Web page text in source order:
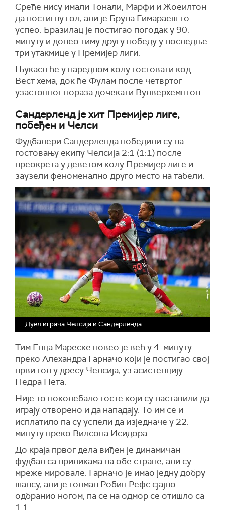
Среће нису имали Тонали, Марфи и Жоеилтон
да постигну гол, али је Бруна Гимараеш то
успео. Бразилац је постигао погодак у 90.
минуту и донео тиму другу победу у последње
три утакмице у Премијер лиги.
Њукасл ће у наредном колу гостовати код
Вест хема, док ће Фулам после четвртог
узастопног пораза дочекати Вулверхемптон.
Сандерленд је хит Премијер лиге,
побеђен и Челси
Фудбалери Сандерленда победили су на
гостовању екипу Челсија 2:1 (1:1) после
преокрета у деветом колу Премијер лиге и
заузели феноменално друго место на табели.
Дуел играча Челсија и Сандерленда
Тим Енца Мареске повео је већ у 4. минуту
преко Алехандра Гарначо који је постигао свој
први гол у дресу Челсија, уз асистенцију
Педра Нета.
Није то поколебало госте који су наставили да
играју отворено и да нападају. То им се и
исплатило па су успели да изједначе у 22.
минуту преко Вилсона Исидора.
До краја првог дела виђен је динамичан
фудбал са приликама на обе стране, али су
мреже мировале. Гарначо је имао једну добру
шансу, али је голман Робин Рефс сјајно
одбранио ногом, па се на одмор се отишло са
1:1.